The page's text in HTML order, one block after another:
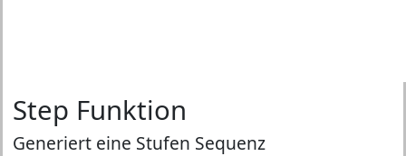
Step Funktion
Generiert eine Stufen Sequenz